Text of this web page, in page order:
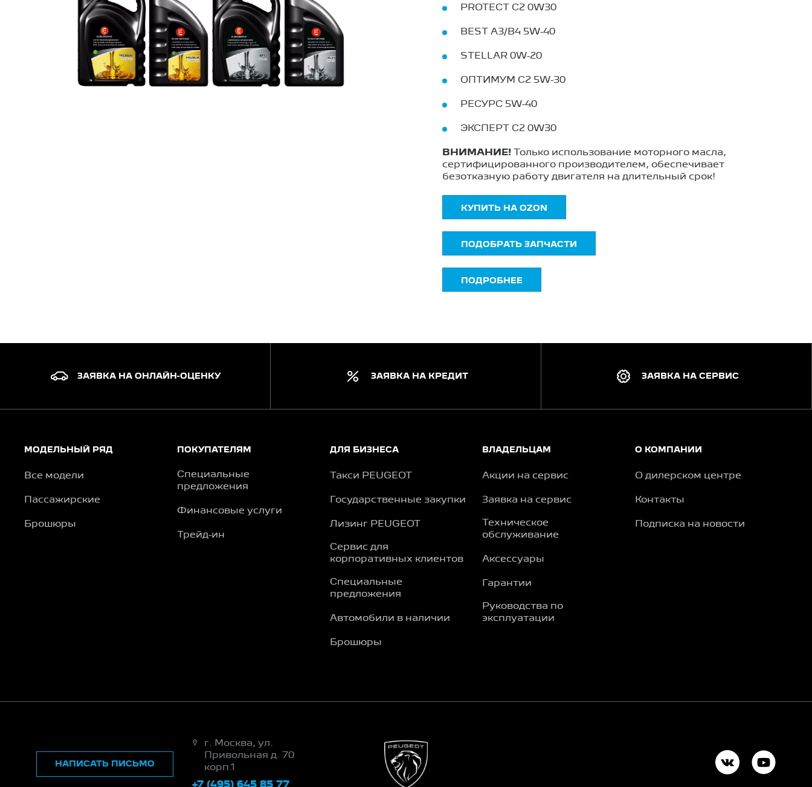
PROTECT C2 0W30
BEST A3/B4 5W-40
STELLAR 0W-20
ОПТИМУМ C2 5W-30
РЕСУРС 5W-40
ЭКСПЕРТ C2 0W30
ВНИМАНИЕ! Только использование моторного масла,
сертифицированного производителем, обеспечивает
безотказную работу двигателя на длительный срок!
КУПИТЬ НА OZON
ПОДОБРАТЬ ЗАПЧАСТИ
ПОДРОБНЕЕ
ЗАЯВКА НА ОНЛАЙН-ОЦЕНКУ ЗАЯВКА НА КРЕДИТ ЗАЯВКА НА СЕРВИС
МОДЕЛЬНЫЙ РЯД
Все модели
Пассажирские
Брошюры
ПОКУПАТЕЛЯМ
Специальные
предложения
Финансовые услуги
Трейд-ин
ДЛЯ БИЗНЕСА
Такси PEUGEOT
Государственные закупки
Лизинг PEUGEOT
Сервис для
корпоративных клиентов
Специальные
предложения
Автомобили в наличии
Брошюры
ВЛАДЕЛЬЦАМ
Акции на сервис
Заявка на сервис
Техническое
обслуживание
Аксессуары
Гарантии
Руководства по
эксплуатации
О КОМПАНИИ
О дилерском центре
Контакты
Подписка на новости
г. Москва, ул.
Привольная д. 70
корп.1
+7 (495) 645 85 77
НАПИСАТЬ ПИСЬМО